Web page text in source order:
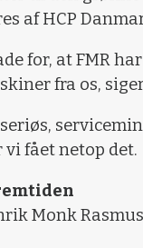
af HCP
for, at FMR
fra os,
vi fået netop det.
Monk